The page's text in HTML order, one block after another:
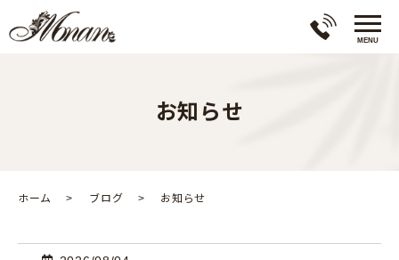
お知らせ
ホーム ブログ お知らせ